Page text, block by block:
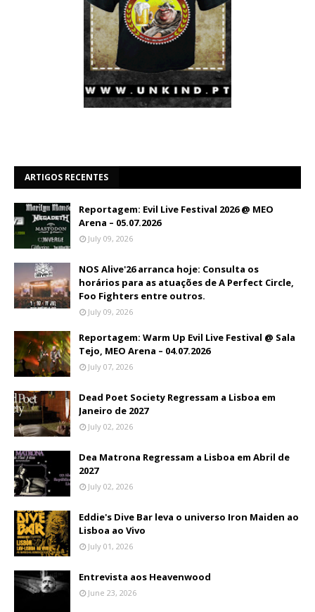
ARTIGOS RECENTES
Reportagem: Evil Live Festival 2026 @ MEO
Arena – 05.07.2026
July 09, 2026
NOS Alive'26 arranca hoje: Consulta os
horários para as atuações de A Perfect Circle,
Foo Fighters entre outros.
July 09, 2026
Reportagem: Warm Up Evil Live Festival @ Sala
Tejo, MEO Arena – 04.07.2026
July 07, 2026
Dead Poet Society Regressam a Lisboa em
Janeiro de 2027
July 02, 2026
Dea Matrona Regressam a Lisboa em Abril de
2027
July 02, 2026
Eddie's Dive Bar leva o universo Iron Maiden ao
Lisboa ao Vivo
July 01, 2026
Entrevista aos Heavenwood
June 23, 2026